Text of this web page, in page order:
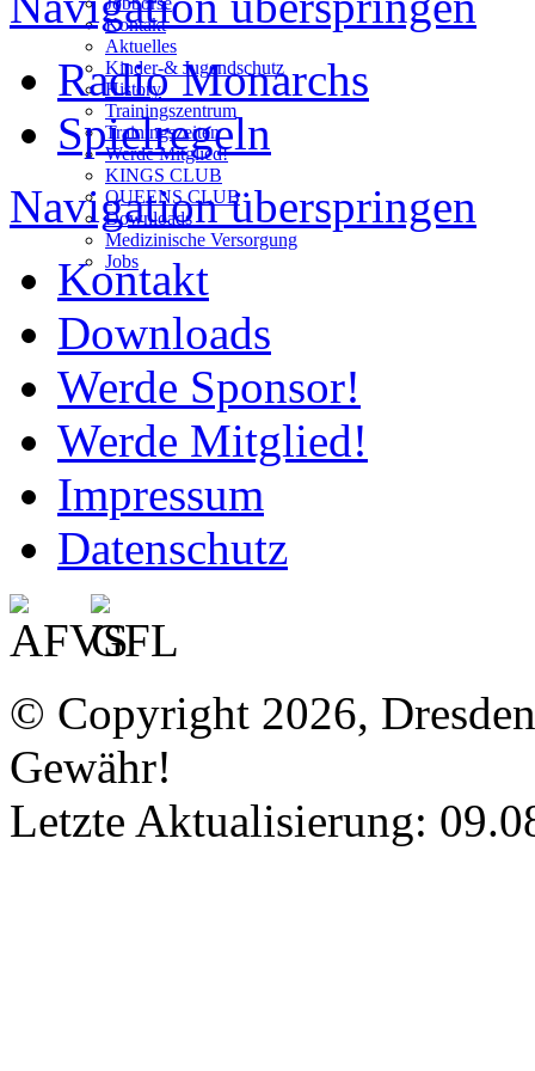
Kontakt
Aktuelles
Kinder-& Jugendschutz
History
Trainingszentrum
Trainingszeiten
Werde Mitglied!
KINGS CLUB
QUEENS CLUB
Downloads
Medizinische Versorgung
Jobs
Radio Monarchs
Spielregeln
Navigation überspringen
Kontakt
Downloads
Werde Sponsor!
Werde Mitglied!
Impressum
Datenschutz
© Copyright 2026,
Gewähr!
Letzte Aktualisierung: